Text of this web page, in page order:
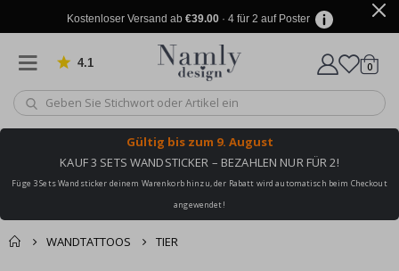
Kostenloser Versand ab €39.00· 4 für 2 auf Poster
4.1 von 1029 Bewertungen
Wagen
0
Gültig bis zum 9. August
KAUF 3 SETS WANDSTICKER – BEZAHLEN NUR FÜR 2!
Füge 3 Sets Wandsticker deinem Warenkorb hinzu, der Rabatt wird automatisch beim Checkout
angewendet!
WANDTATTOOS TIER